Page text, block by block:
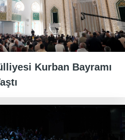
Kurban Bayramı